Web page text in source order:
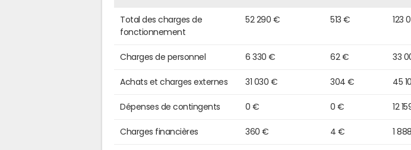
Total des charges de
fonctionnement
52 290 € 513 € 123
Charges de personnel 6 330 € 62 € 33
Achats et charges externes 31 030 € 304 € 45
Dépenses de contingents 0 € 0 € 12
Charges financières 360 € 4 € 1